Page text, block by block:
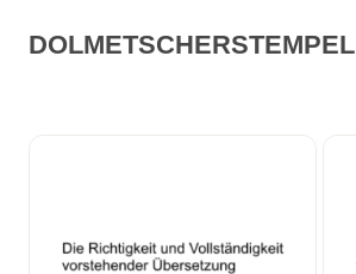
DOLMETSCHERSTEMPEL